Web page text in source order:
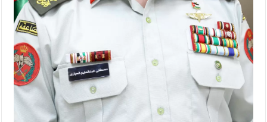
القاضي محمود أحمد فريحات.. مبارك ومزيدا من التوفيق